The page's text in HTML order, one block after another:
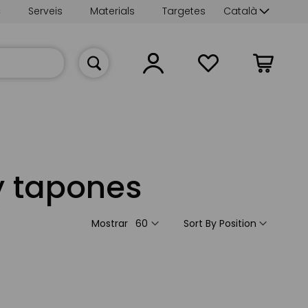
Language
Català
Targetes
Materials
Serveis
La meva
tapones
Sort By
Mostrar